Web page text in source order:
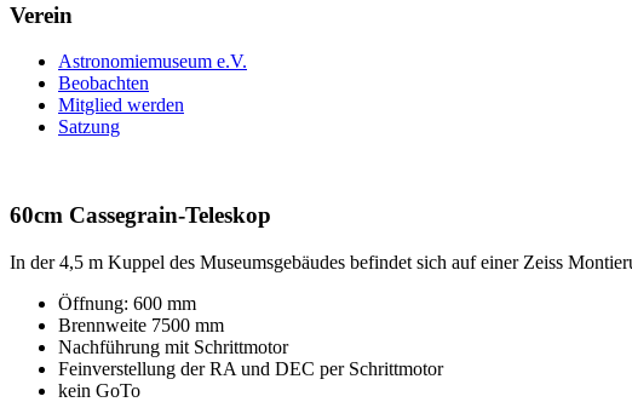
Verein
Astronomiemuseum e.V.
Beobachten
Mitglied werden
Satzung
60cm Cassegrain-Teleskop
In der 4,5 m Kuppel des Museumsgebäudes befindet sich auf einer Zeiss
Öffnung: 600 mm
Brennweite 7500 mm
Nachführung mit Schrittmotor
Feinverstellung der RA und DEC per Schrittmotor
kein GoTo